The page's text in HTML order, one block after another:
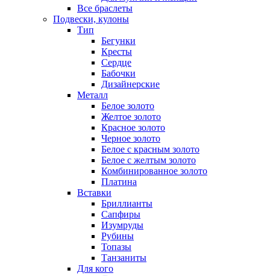
Все браслеты
Подвески, кулоны
Тип
Бегунки
Кресты
Сердце
Бабочки
Дизайнерские
Металл
Белое золото
Желтое золото
Красное золото
Черное золото
Белое с красным золото
Белое с желтым золото
Комбинированное золото
Платина
Вставки
Бриллианты
Сапфиры
Изумруды
Рубины
Топазы
Танзаниты
Для кого